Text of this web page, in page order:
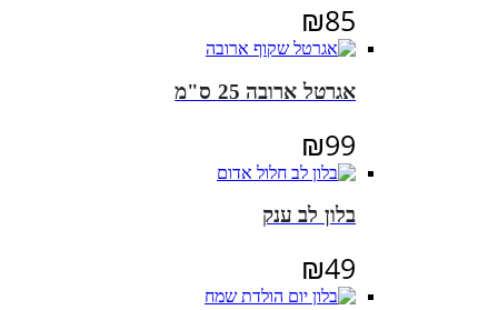
₪85
אגרטל ארובה 25 ס"מ
₪99
בלון לב ענק
₪49